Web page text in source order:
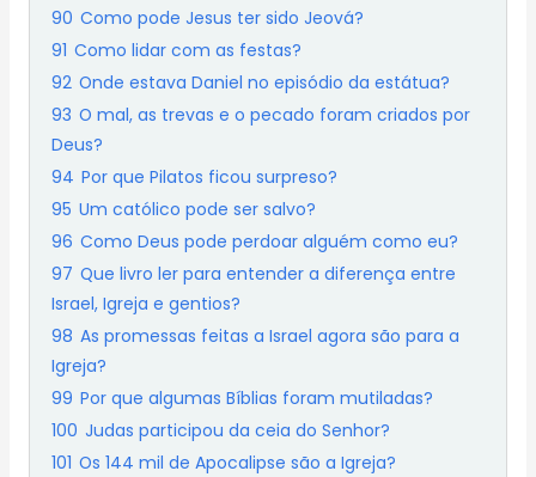
90 Como pode Jesus ter sido Jeová?
91 Como lidar com as festas?
92 Onde estava Daniel no episódio da estátua?
93 O mal, as trevas e o pecado foram criados por
Deus?
94 Por que Pilatos ficou surpreso?
95 Um católico pode ser salvo?
96 Como Deus pode perdoar alguém como eu?
97 Que livro ler para entender a diferença entre
Israel, Igreja e gentios?
98 As promessas feitas a Israel agora são para a
Igreja?
99 Por que algumas Bíblias foram mutiladas?
100 Judas participou da ceia do Senhor?
101 Os 144 mil de Apocalipse são a Igreja?